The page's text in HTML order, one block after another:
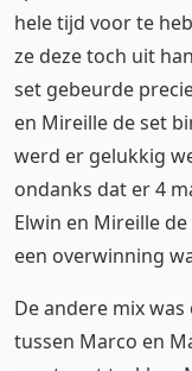
hele tijd voor te
ze deze toch uit
set gebeurde
en Mireille de set
werd er gelukkig
ondanks dat er 4
Elwin en Mireille
een overwinning
De andere mix
tussen Marco en